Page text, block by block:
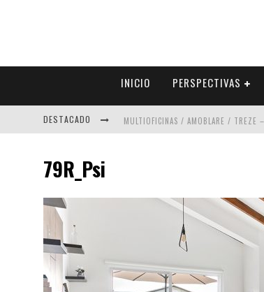
INICIO PERSPECTIVAS
DESTACADO MULTIOFICINAS / AMOBLARE / TREZE
ADRIANA HOYOS DESIGN STUDIO –
79R_Psi